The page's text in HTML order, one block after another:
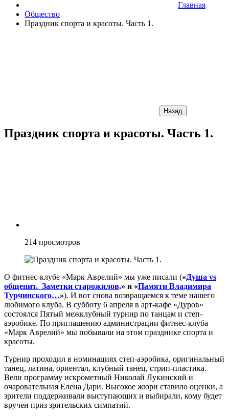
Главная
Общество
Праздник спорта и красоты. Часть 1.
Назад
Праздник спорта и красоты. Часть 1.
214 просмотров
О фитнес-клубе «Марк Аврелий» мы уже писали («Душа vs
общепит. Заметки старожилов.» и «Памяти Владимира
Турчинского…»). И вот снова возвращаемся к теме нашего
любимого клуба. В субботу 6 апреля в арт-кафе «Дуров»
состоялся Пятый межклубный турнир по танцам и степ-
аэробике. По приглашению администрации фитнес-клуба
«Марк Аврелий» мы побывали на этом празднике спорта и
красоты.
Турнир проходил в номинациях степ-аэробика, оригинальный
танец, латина, ориентал, клубный танец, стрип-пластика.
Вели программу искрометный Николай Лукинский и
очаровательная Елена Дари. Высокое жюри ставило оценки, а
зрители поддерживали выступающих и выбирали, кому будет
вручен приз зрительских симпатий.